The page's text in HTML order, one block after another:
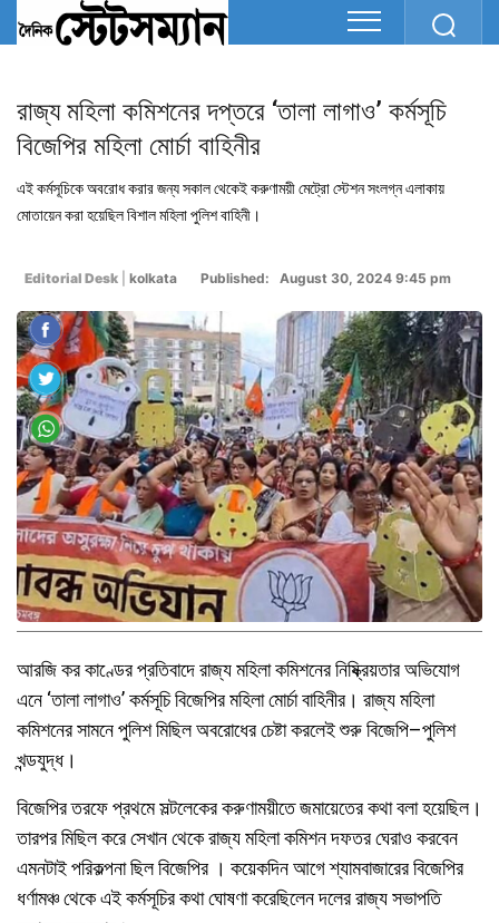
রাজ্য মহিলা কমিশনের দপ্তরে ‘তালা লাগাও’ কর্মসূচি
বিজেপির মহিলা মোর্চা বাহিনীর
এই কর্মসূচিকে অবরোধ করার জন্য সকাল থেকেই করুণাময়ী মেট্রাে স্টেশন সংলগ্ন এলাকায়
মোতায়েন করা হয়েছিল বিশাল মহিলা পুলিশ বাহিনী।
Editorial Desk kolkata Published: August 30, 2024 9:45 pm
আরজি কর কাণ্ডের প্রতিবাদে রাজ্য মহিলা কমিশনের নিষ্ক্রিয়তার অভিযোগ
এনে ‘তালা লাগাও’ কর্মসূচি বিজেপির মহিলা মোর্চা বাহিনীর। রাজ্য মহিলা
কমিশনের সামনে পুলিশ মিছিল অবরোধের চেষ্টা করলেই শুরু বিজেপি–পুলিশ
খন্ডযুদ্ধ।
বিজেপির তরফে প্রথমে সল্টলেকের করুণাময়ীতে জমায়েতের কথা বলা হয়েছিল।
তারপর মিছিল করে সেখান থেকে রাজ্য মহিলা কমিশন দফতর ঘেরাও করবেন
এমনটাই পরিকল্পনা ছিল বিজেপির । কয়েকদিন আগে শ্যামবাজারের বিজেপির
ধর্ণামঞ্চ থেকে এই কর্মসূচির কথা ঘোষণা করেছিলেন দলের রাজ্য সভাপতি